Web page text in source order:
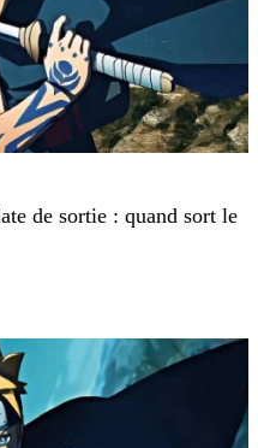
de sortie : quand sort le